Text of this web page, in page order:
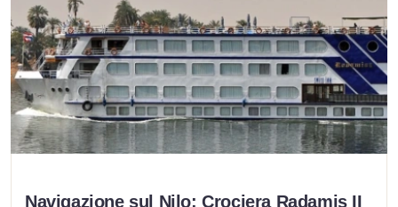
Navigazione sul Nilo: Crociera Radamis II